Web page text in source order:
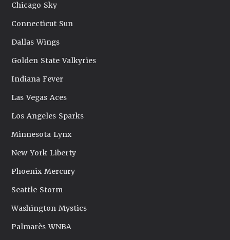
Chicago Sky
Connecticut Sun
Dallas Wings
Golden State Valkyries
Indiana Fever
Las Vegas Aces
Los Angeles Sparks
Minnesota Lynx
New York Liberty
Phoenix Mercury
Seattle Storm
Washington Mystics
Palmarès WNBA